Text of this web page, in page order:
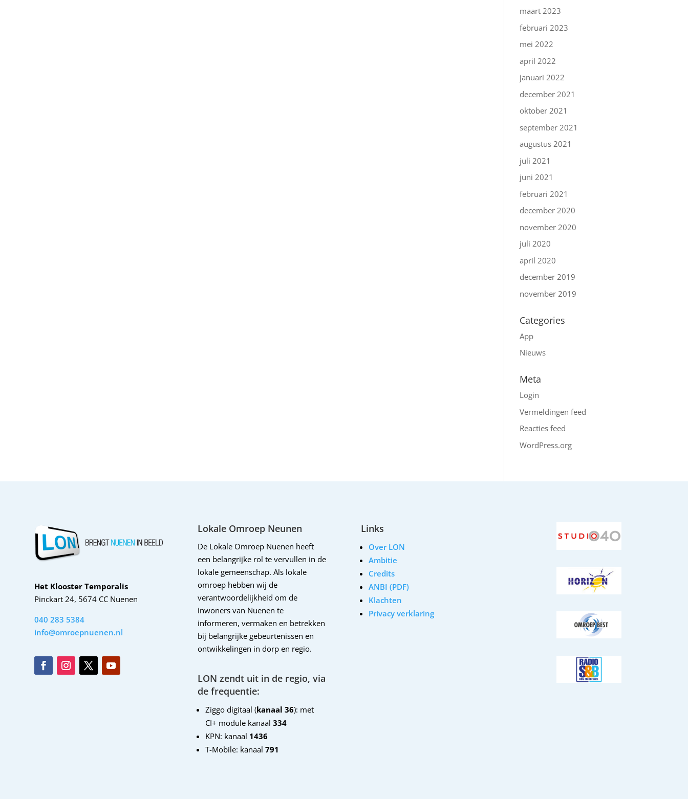
maart 2023
februari 2023
mei 2022
april 2022
januari 2022
december 2021
oktober 2021
september 2021
augustus 2021
juli 2021
juni 2021
februari 2021
december 2020
november 2020
juli 2020
april 2020
december 2019
november 2019
Categories
App
Nieuws
Meta
Login
Vermeldingen feed
Reacties feed
WordPress.org
Het Klooster Temporalis
Pinckart 24, 5674 CC Nuenen
040 283 5384
info@omroepnuenen.nl
Lokale Omroep Neunen
De Lokale Omroep Nuenen heeft
een belangrijke rol te vervullen in de
lokale gemeenschap. Als lokale
omroep hebben wij de
verantwoordelijkheid om de
inwoners van Nuenen te
informeren, vermaken en betrekken
bij belangrijke gebeurtenissen en
ontwikkelingen in dorp en regio.
LON zendt uit in de regio, via
de frequentie:
Ziggo digitaal (kanaal 36): met
CI+ module kanaal 334
KPN: kanaal 1436
T-Mobile: kanaal791
Links
Over LON
Ambitie
Credits
ANBI (PDF)
Klachten
Privacy verklaring